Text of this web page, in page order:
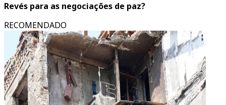
Revés para as negociações de paz?
RECOMENDADO